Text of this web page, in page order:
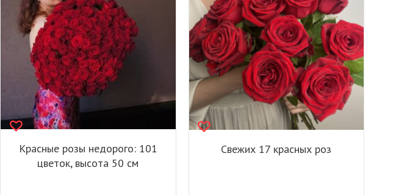
Красные розы недорого: 101
цветок, высота 50 см
Свежих 17 красных роз